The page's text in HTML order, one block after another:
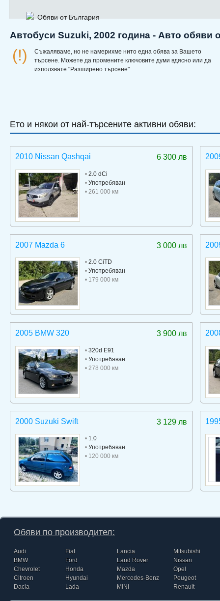
Обяви от България
Автобуси Suzuki, 2002 година - Авто обяви
(!)
Съжаляваме, но не намерихме нито една обява за Вашето
търсене. Можете да промените ключовите думи вдясно или да
използвате "Разширено търсене".
Ето и някои от най-търсените активни обяви:
6 300 лв
2010 Nissan Qashqai
• 2.0 dCi
• Употребяван
• 261 000 км
3 000 лв
2007 Mazda 6
• 2.0 CiTD
• Употребяван
• 179 000 км
3 900 лв
2005 BMW 320
• 320d E91
• Употребяван
• 278 000 км
3 129 лв
2000 Suzuki Swift
• 1.0
• Употребяван
• 120 000 км
Обяви по производител:
Audi
BMW
Chevrolet
Citroen
Dacia
Fiat
Ford
Honda
Hyundai
Lada
Lancia
Land Rover
Mazda
Mercedes-Benz
MINI
Mitsubishi
Nissan
Opel
Peugeot
Renault